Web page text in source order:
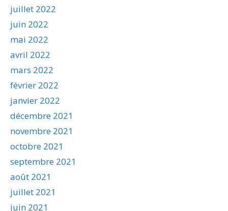
juillet 2022
juin 2022
mai 2022
avril 2022
mars 2022
février 2022
janvier 2022
décembre 2021
novembre 2021
octobre 2021
septembre 2021
août 2021
juillet 2021
juin 2021